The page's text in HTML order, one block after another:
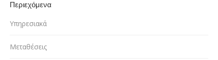
Περιεχόμενα
Υπηρεσιακά
Μεταθέσεις